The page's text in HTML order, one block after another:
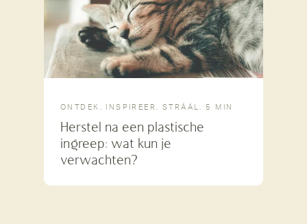
ONTDEK. INSPIREER. STRÁÁL. · 5 MIN
Herstel na een plastische
ingreep: wat kun je
verwachten?